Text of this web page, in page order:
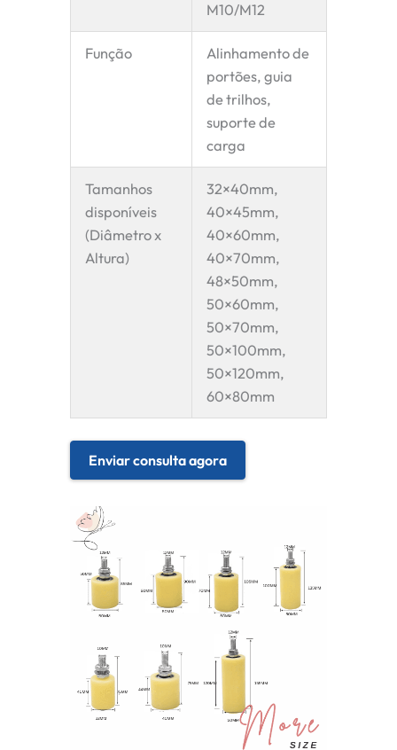
M10/M12
Função
Alinhamento de
portões, guia
de trilhos,
suporte de
carga
Tamanhos
disponíveis
(Diâmetro x
Altura)
32×40mm,
40×45mm,
40×60mm,
40×70mm,
48×50mm,
50×60mm,
50×70mm,
50×100mm,
50×120mm,
60×80mm
Enviar consulta agora